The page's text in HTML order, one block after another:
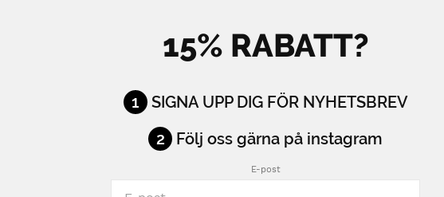
15% RABATT?
1
SIGNA UPP DIG FÖR NYHETSBREV
2
Följ oss gärna på instagram
E-post